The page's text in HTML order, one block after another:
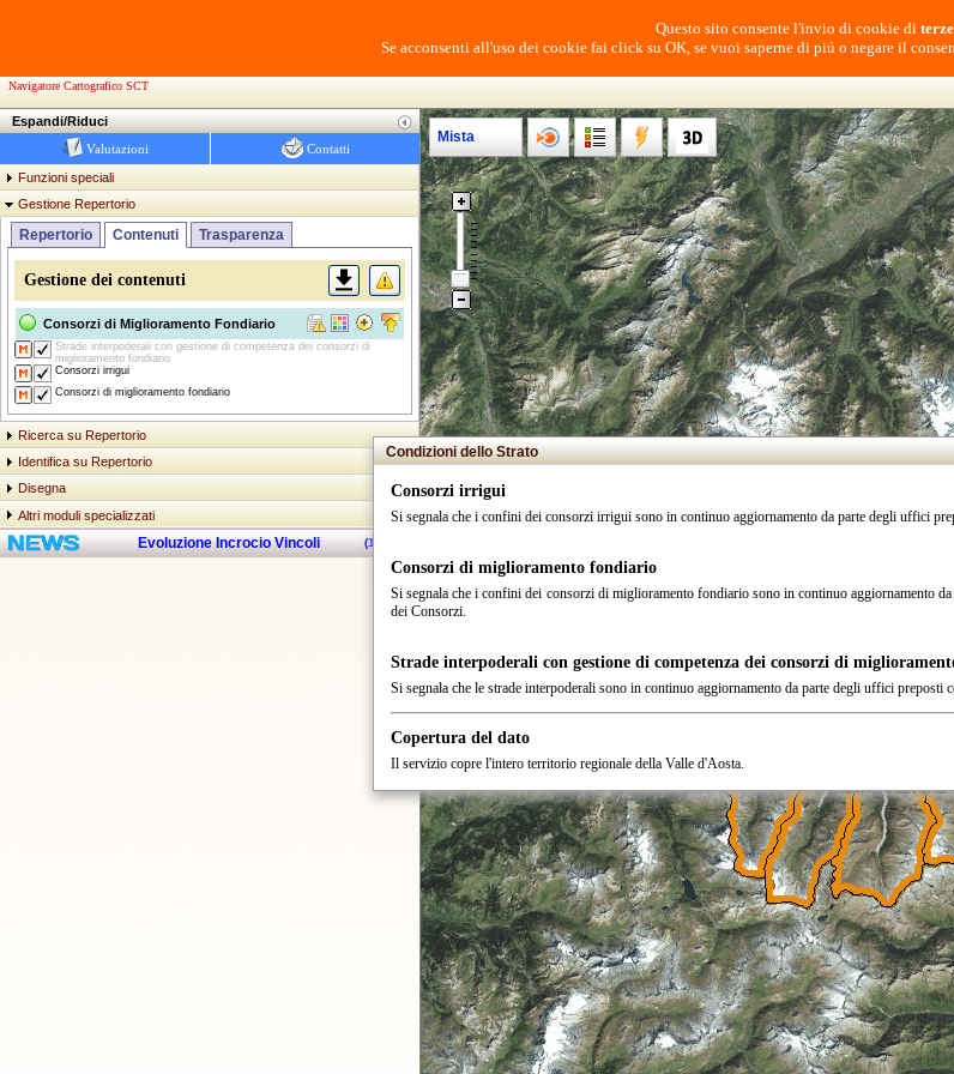
Questo sito consente l'invio di cookie di
Se acconsenti all'uso dei cookie fai click su OK, se vuoi saperne di piú o negare il
Navigatore Cartografico SCT
Espandi/Riduci
Valutazioni
Contatti
Funzioni speciali
Gestione Repertorio
Repertorio Contenuti Trasparenza
Gestione dei contenuti
Consorzi di Miglioramento Fondiario
Strade interpoderali con gestione di competenza dei consorzi di
miglioramento fondiario
Consorzi irrigui
Consorzi di miglioramento fondiario
Ricerca su Repertorio
Identifica su Repertorio
Disegna
Altri moduli specializzati
Evoluzione Incrocio Vincoli (12/2/25
Mista
Condizioni dello Strato
Consorzi irrigui
Si segnala che i confini dei consorzi irrigui sono in continuo aggiornamento da parte degli uffici
Consorzi di miglioramento fondiario
Si segnala che i confini dei consorzi di miglioramento fondiario sono in continuo aggiornamento
dei Consorzi.
Strade interpoderali con gestione di competenza dei consorzi di
Si segnala che le strade interpoderali sono in continuo aggiornamento da parte degli uffici preposti
Copertura del dato
Il servizio copre l'intero territorio regionale della Valle d'Aosta.